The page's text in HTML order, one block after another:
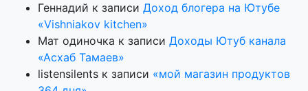
Геннадий к записи Доход блогера на Ютубе
«Vishniakov kitchen»
Мат одиночка к записи Доходы Ютуб канала
«Асхаб Тамаев»
listensilents к записи «мой магазин продуктов